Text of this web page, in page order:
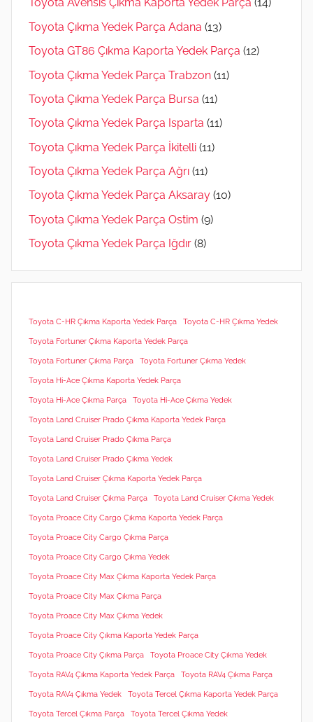
Toyota Avensis Çıkma Kaporta Yedek Parça (14)
Toyota Çıkma Yedek Parça Adana (13)
Toyota GT86 Çıkma Kaporta Yedek Parça (12)
Toyota Çıkma Yedek Parça Trabzon (11)
Toyota Çıkma Yedek Parça Bursa (11)
Toyota Çıkma Yedek Parça Isparta (11)
Toyota Çıkma Yedek Parça İkitelli (11)
Toyota Çıkma Yedek Parça Ağrı (11)
Toyota Çıkma Yedek Parça Aksaray (10)
Toyota Çıkma Yedek Parça Ostim (9)
Toyota Çıkma Yedek Parça Iğdır (8)
Toyota C-HR Çıkma Kaporta Yedek Parça Toyota C-HR Çıkma Yedek
Toyota Fortuner Çıkma Kaporta Yedek Parça
Toyota Fortuner Çıkma Parça Toyota Fortuner Çıkma Yedek
Toyota Hi-Ace Çıkma Kaporta Yedek Parça
Toyota Hi-Ace Çıkma Parça Toyota Hi-Ace Çıkma Yedek
Toyota Land Cruiser Prado Çıkma Kaporta Yedek Parça
Toyota Land Cruiser Prado Çıkma Parça
Toyota Land Cruiser Prado Çıkma Yedek
Toyota Land Cruiser Çıkma Kaporta Yedek Parça
Toyota Land Cruiser Çıkma Parça Toyota Land Cruiser Çıkma Yedek
Toyota Proace City Cargo Çıkma Kaporta Yedek Parça
Toyota Proace City Cargo Çıkma Parça
Toyota Proace City Cargo Çıkma Yedek
Toyota Proace City Max Çıkma Kaporta Yedek Parça
Toyota Proace City Max Çıkma Parça
Toyota Proace City Max Çıkma Yedek
Toyota Proace City Çıkma Kaporta Yedek Parça
Toyota Proace City Çıkma Parça Toyota Proace City Çıkma Yedek
Toyota RAV4 Çıkma Kaporta Yedek Parça Toyota RAV4 Çıkma Parça
Toyota RAV4 Çıkma Yedek Toyota Tercel Çıkma Kaporta Yedek Parça
Toyota Tercel Çıkma Parça Toyota Tercel Çıkma Yedek